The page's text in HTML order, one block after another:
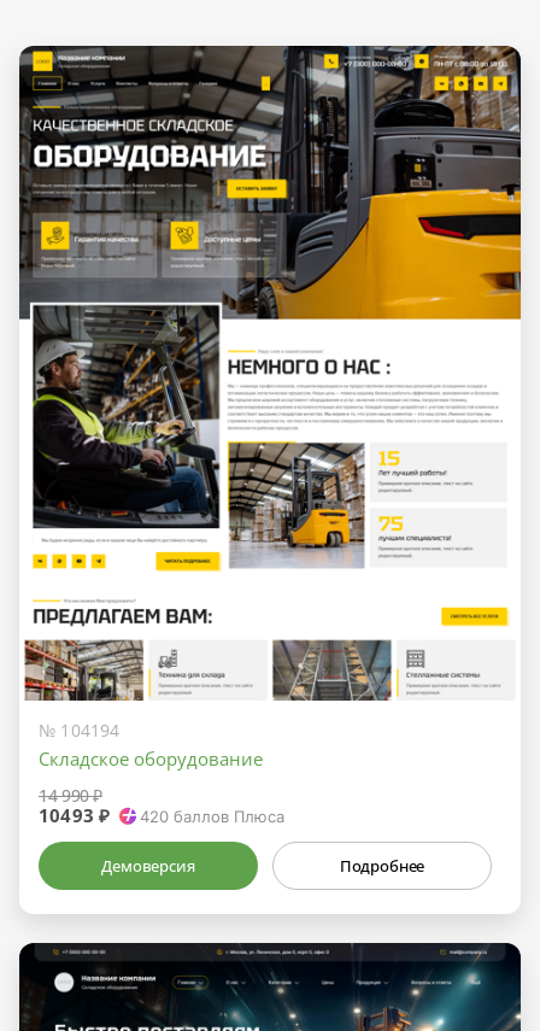
№ 104194
Складское оборудование
14 990 ₽
10493 ₽ 420 баллов Плюса
Демоверсия Подробнее